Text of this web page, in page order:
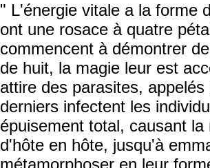
" L'énergie vitale a la forme
ont une rosace à quatre
commencent à démontrer
de huit, la magie leur est
attire des parasites,
derniers infectent les
épuisement total, causant
d'hôte en hôte, jusqu'à
métamorphoser en leur